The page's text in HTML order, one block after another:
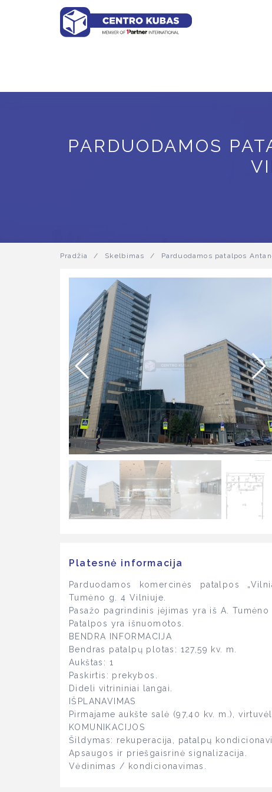
PARDUODAMOS
Pradžia / Skelbimas / Parduodamos patalpos
Platesnė informacija
Parduodamos komercinės patalpos
Tumėno g. 4 Vilniuje.
Pasažo pagrindinis įėjimas yra iš A. Tumėno
Patalpos yra išnuomotos.
BENDRA INFORMACIJA
Bendras patalpų plotas: 127,59 kv. m.
Aukštas: 1
Paskirtis: prekybos.
Dideli vitrininiai langai.
IŠPLANAVIMAS
Pirmajame aukšte salė (97,40 kv. m.),
KOMUNIKACIJOS
Šildymas: rekuperacija, patalpų
Apsaugos ir priešgaisrinė signalizacija.
Vėdinimas / kondicionavimas.